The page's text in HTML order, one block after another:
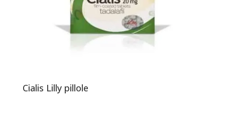
Cialis Lilly pillole